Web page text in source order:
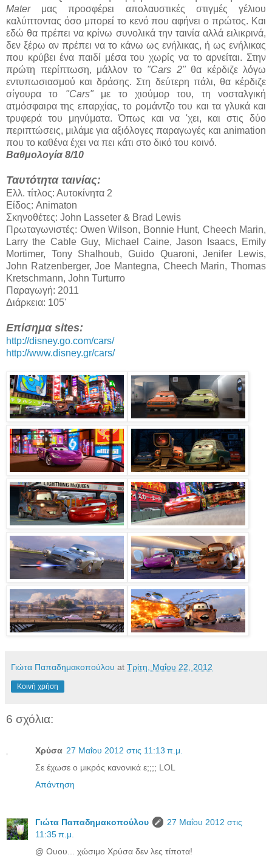
Materμας προσφέρει απολαυστικές στιγμές γέλιου
καλύπτοντας όσο μπορεί το κενό που αφήνει ο πρώτος. Και
εδώ θα πρέπει να κρίνω συνολικά την ταινία αλλά ειλικρινά,
δεν ξέρω αν πρέπει να το κάνω ως ενήλικας, ή ως ενήλικας
που κρύβει ένα παιδί μέσα του χωρίς να το αρνείται. Στην
πρώτη περίπτωση, μάλλον το "Cars 2"θα κέρδιζε λόγω
εντυπωσιασμού και δράσης. Στη δεύτερη πάλι, θα κέρδιζε
σίγουρα το "Cars"με το χιούμορ του, τη νοσταλγική
ατμόσφαιρα της επαρχίας, το ρομάντζο του και τα γλυκά και
τρυφερά του μηνύματα. Όπως και να 'χει, και στις δύο
περιπτώσεις, μιλάμε για αξιόλογες παραγωγές και animation
που το καθένα έχει να πει κάτι στο δικό του κοινό.
Βαθμολογία 8/10
Ταυτότητα ταινίας:
Ελλ. τίτλος: Αυτοκίνητα 2
Είδος: Animaton
Σκηνοθέτες: John Lasseter & Brad Lewis
Πρωταγωνιστές: Owen Wilson, Bonnie Hunt, Cheech Marin,
Larry the Cable Guy, Michael Caine, Jason Isaacs, Emily
Mortimer, Tony Shalhoub, Guido Quaroni, Jenifer Lewis,
John Ratzenberger, Joe Mantegna, Cheech Marin, Thomas
Kretschmann, John Turturro
Παραγωγή: 2011
Διάρκεια: 105'
Επίσημα sites:
http://disney.go.com/cars/
http://www.disney.gr/cars/
Γιώτα Παπαδημακοπούλου at Τρίτη, Μαΐου 22, 2012
Κοινή χρήση
6 σχόλια:
Χρύσα 27 Μαΐου 2012 στις 11:13 π.μ.
Σε έχωσε ο μικρός κανονικά ε;;;; LOL
Απάντηση
Γιώτα Παπαδημακοπούλου
27 Μαΐου 2012 στις
11:35 π.μ.
@ Ουου... χώσιμο Χρύσα δεν λες τίποτα!